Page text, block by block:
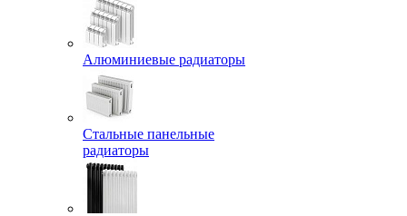
Алюминиевые радиаторы
Стальные панельные
радиаторы